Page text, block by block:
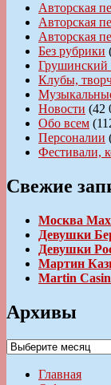
Авторская
Авторская
Авторская
Без рубрики
Грушинский
Клубы,
Новости (42
Обо всем
Персоналии
Фестивали,
Свежие
Москва
Девушки
Девушки
Мартин
Martin
Архивы
Архивы
Главная